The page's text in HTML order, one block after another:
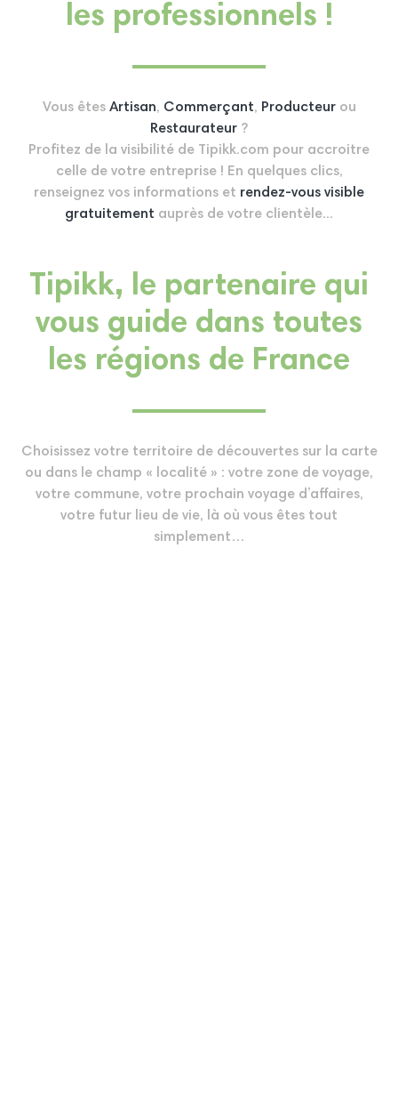
les professionnels !
Vous êtes Artisan, Commerçant, Producteurou
Restaurateur ?
Profitez de la visibilité de Tipikk.com pour accroitre
celle de votre entreprise ! En quelques clics,
renseignez vos informations et rendez-vous visible
gratuitement auprès de votre clientèle...
Tipikk, le partenaire qui
vous guide dans toutes
les régions de France
Choisissez votre territoire de découvertes sur la carte
ou dans le champ « localité » : votre zone de voyage,
votre commune, votre prochain voyage d’affaires,
votre futur lieu de vie, là où vous êtes tout
simplement…